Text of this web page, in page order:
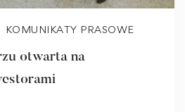
KOMUNIKATY PRASOWE
otwarta na